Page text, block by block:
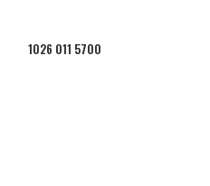
1026 011 5700